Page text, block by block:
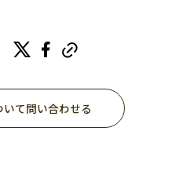
いて問い合わせる